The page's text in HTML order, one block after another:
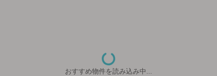
おすすめ物件を読み込み中...